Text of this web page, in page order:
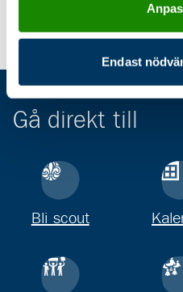
Endast
Gå direkt till
Bli scout